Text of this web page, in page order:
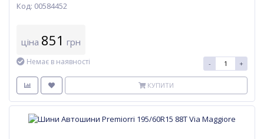
Код: 00584452
ціна 851 грн
Немає в наявності - +
КУПИТИ